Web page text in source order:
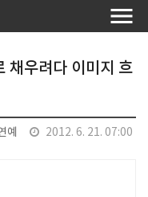
채우려다 이미지 흐
예 2012. 6. 21. 07:00